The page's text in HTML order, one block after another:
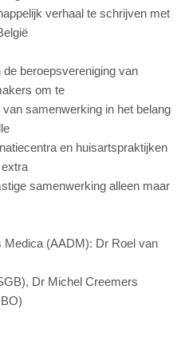
verhaal te schrijven met
beroepsvereniging van
om te
samenwerking in het belang
en huisartspraktijken
samenwerking alleen maar
Medica (AADM): Dr Roel van
Dr Michel Creemers